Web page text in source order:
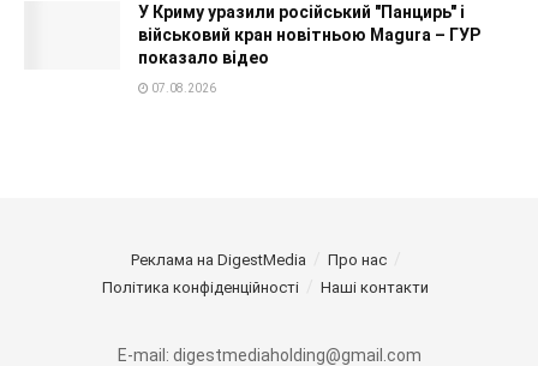
У Криму уразили російський "Панцирь" і
військовий кран новітньою Magura – ГУР
показало відео
07.08.2026
Реклама на DigestMedia
Про нас
Політика конфіденційності
Наші контакти
E-mail: digestmediaholding@gmail.com